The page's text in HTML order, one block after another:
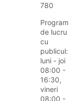
780
Program
de lucru
cu
publicul:
luni - joi
08:00 -
16:30,
vineri
08:00 -